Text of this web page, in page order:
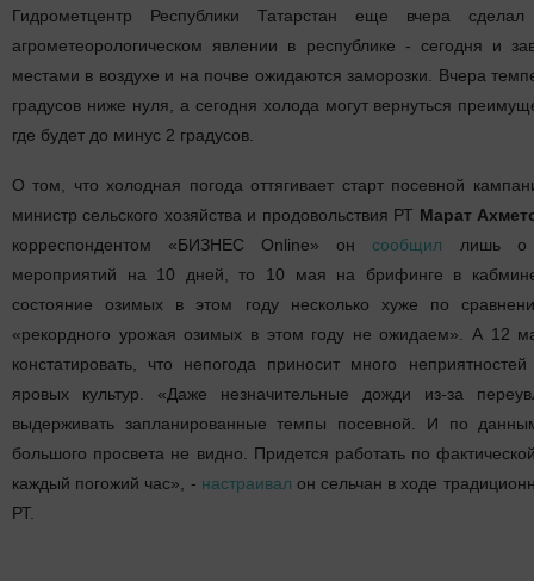
Гидрометцентр Республики Татарстан еще вчера
агрометеорологическом явлении в республике - сегодня и
местами в воздухе и на почве ожидаются заморозки. Вчера
градусов ниже нуля, а сегодня холода могут вернуться
где будет до минус 2 градусов.
О том, что холодная погода оттягивает старт посевной
министр сельского хозяйства и продовольствия РТ Марат
корреспондентом «БИЗНЕС Online» он сообщил лишь о
мероприятий на 10 дней, то 10 мая на брифинге в
состояние озимых в этом году несколько хуже по
«рекордного урожая озимых в этом году не ожидаем». А 12
констатировать, что непогода приносит много
яровых культур. «Даже незначительные дожди из-за
выдерживать запланированные темпы посевной. И по
большого просвета не видно. Придется работать по
каждый погожий час», - настраивал он сельчан в ходе
РТ.